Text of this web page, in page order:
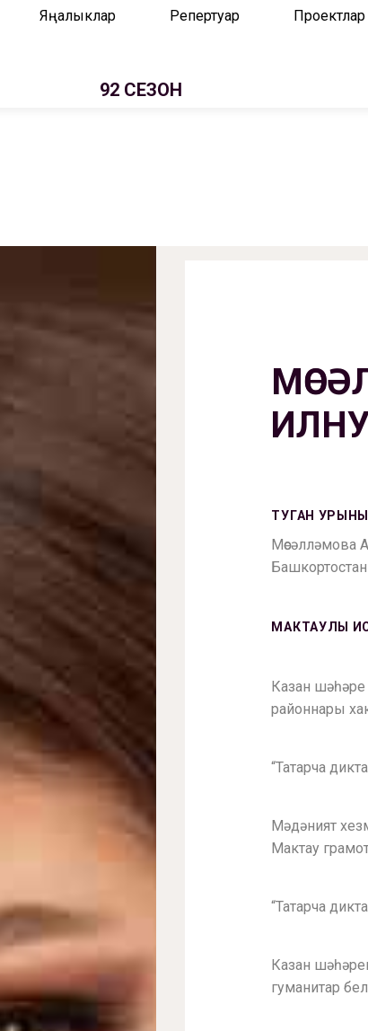
Яңалыклар Репертуар Проектлар
92 СЕЗОН
ТУГАН
Мөсәлләмова
МАКТАУЛЫ
Казан
районнары
“Татарча
Мәдәният
Мактау
“Татарча
Казан
гуманитар